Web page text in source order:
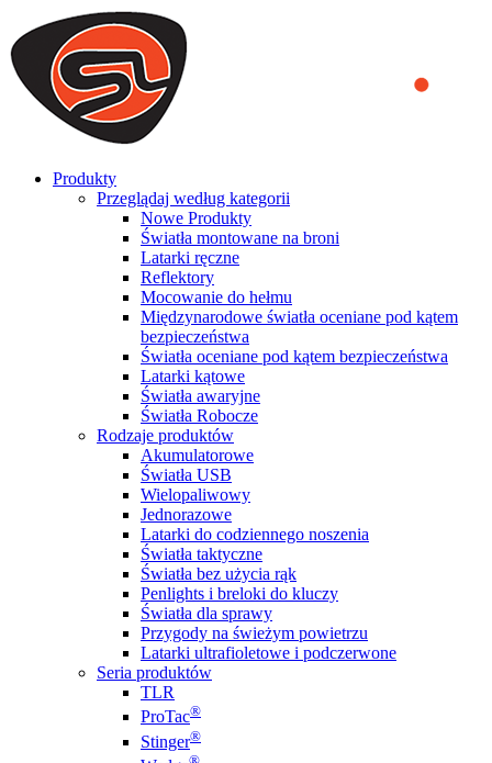
We use cookies to ensure that we provide you the best experience
on our website. By continuing to browse this website, you accept
that cookies are used to help us analyze how the website is used and
to offer you a better experience. To learn more or to find out how
you can disable cookies, you can access our
Produkty
Przeglądaj według kategorii
Nowe Produkty
Światła montowane na broni
Latarki ręczne
Reflektory
Mocowanie do hełmu
Międzynarodowe światła oceniane pod kątem
bezpieczeństwa
Światła oceniane pod kątem bezpieczeństwa
Latarki kątowe
Światła awaryjne
Światła Robocze
Rodzaje produktów
Akumulatorowe
Światła USB
Wielopaliwowy
Jednorazowe
Latarki do codziennego noszenia
Światła taktyczne
Światła bez użycia rąk
Penlights i breloki do kluczy
Światła dla sprawy
Przygody na świeżym powietrzu
Latarki ultrafioletowe i podczerwone
Seria produktów
TLR
ProTac®
Stinger®